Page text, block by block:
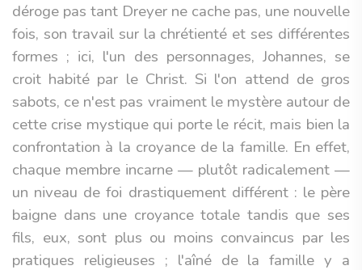
déroge pas tant Dreyer ne cache pas, une nouvelle
fois, son travail sur la chrétienté et ses différentes
formes ; ici, l'un des personnages, Johannes, se
croit habité par le Christ. Si l'on attend de gros
sabots, ce n'est pas vraiment le mystère autour de
cette crise mystique qui porte le récit, mais bien la
confrontation à la croyance de la famille. En effet,
chaque membre incarne — plutôt radicalement —
un niveau de foi drastiquement différent : le père
baigne dans une croyance totale tandis que ses
fils, eux, sont plus ou moins convaincus par les
pratiques religieuses ; l'aîné de la famille y a